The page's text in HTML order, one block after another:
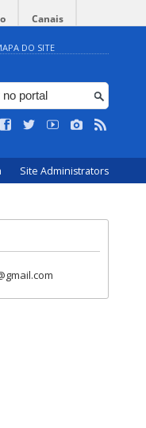
Canais
DO SITE
Site Administrators